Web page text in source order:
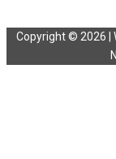
Copyright © 2026 |